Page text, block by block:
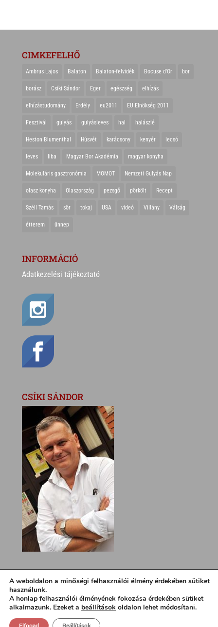
CIMKEFELHŐ
Ambrus Lajos Balaton Balaton-felvidék Bocuse d'Or bor
borász Csíki Sándor Eger egészség elhízás
elhízástudomány Erdély eu2011 EU Elnökség 2011
Fesztivál gulyás gulyásleves hal halászlé
Heston Blumenthal Húsvét karácsony kenyér lecsó
leves liba Magyar Bor Akadémia magyar konyha
Molekuláris gasztronómia MOMOT Nemzeti Gulyás Nap
olasz konyha Olaszország pezsgő pörkölt Recept
Széll Tamás sör tokaj USA videó Villány Válság
étterem ünnep
INFORMÁCIÓ
Adatkezelési tájékoztató
CSÍKI SÁNDOR
A weboldalon a minőségi felhasználói élmény érdekében sütiket
használunk.
A honlap felhasználói élményének fokozása érdekében sütiket
alkalmazunk. Ezeket a beállítások oldalon lehet módosítani.